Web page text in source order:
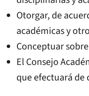
Otorgar, de
académicas y
Conceptuar
El Consejo
que efectuará de